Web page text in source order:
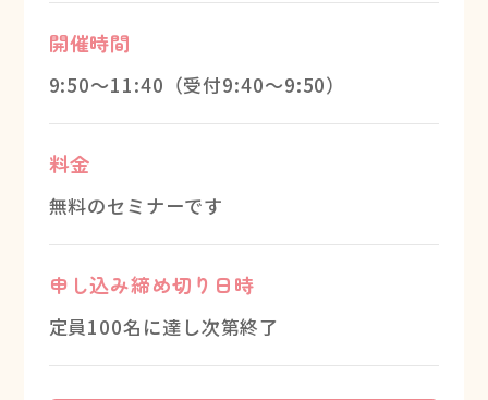
開催時間
9:50～11:40（受付9:40～9:50）
料金
無料のセミナーです
申し込み締め切り日時
定員100名に達し次第終了